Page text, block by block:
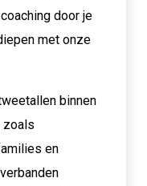
door je
met onze
binnen
zoals
en